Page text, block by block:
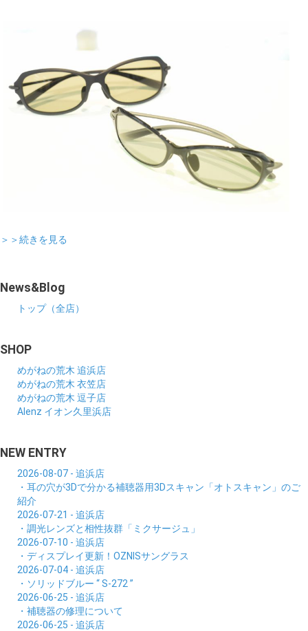
＞＞続きを見る
News&Blog
トップ（全店）
SHOP
めがねの荒木 追浜店
めがねの荒木 衣笠店
めがねの荒木 逗子店
Alenz イオン久里浜店
NEW ENTRY
2026-08-07 - 追浜店
・耳の穴が3Dで分かる補聴器用3Dスキャン「オトスキャン」のご
紹介
2026-07-21 - 追浜店
・調光レンズと相性抜群「ミクサージュ」
2026-07-10 - 追浜店
・ディスプレイ更新！OZNISサングラス
2026-07-04 - 追浜店
・ソリッドブルー “ S-272 ”
2026-06-25 - 追浜店
・補聴器の修理について
2026-06-25 - 追浜店